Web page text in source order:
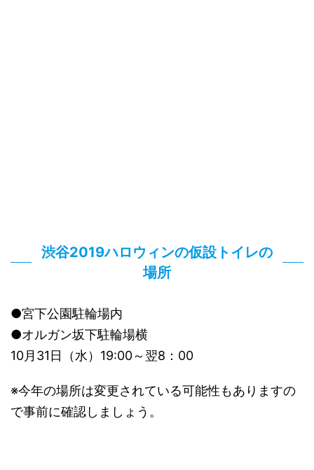
渋谷2019ハロウィンの仮設トイレの
場所
●宮下公園駐輪場内
●オルガン坂下駐輪場横
10月31日（水）19:00～翌8：00
※今年の場所は変更されている可能性もありますの
で事前に確認しましょう。